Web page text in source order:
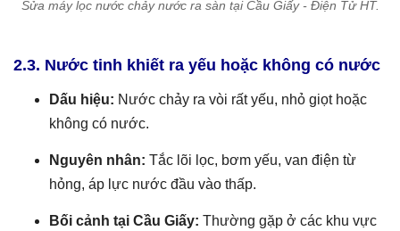
Sửa máy lọc nước chảy nước ra sàn tại Cầu Giấy - Điện Tử HT.
2.3. Nước tinh khiết ra yếu hoặc không có nước
Dấu hiệu: Nước chảy ra vòi rất yếu, nhỏ giọt hoặc
không có nước.
Nguyên nhân: Tắc lõi lọc, bơm yếu, van điện từ
hỏng, áp lực nước đầu vào thấp.
Bối cảnh tại Cầu Giấy: Thường gặp ở các khu vực